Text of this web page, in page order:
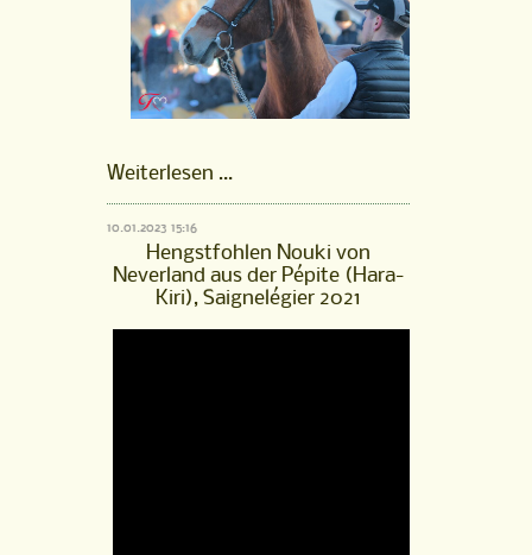
Weiterlesen …FM
Pas,
gekört
2022
ist
online!
10.01.2023 15:16
Hengstfohlen Nouki von
Neverland aus der Pépite (Hara-
Kiri), Saignelégier 2021